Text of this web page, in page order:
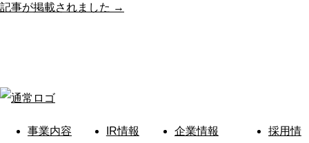
記事が掲載されました →
事業内容
IR情報
企業情報
採用情